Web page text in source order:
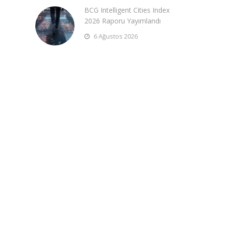
BCG Intelligent Cities Index
2026 Raporu Yayımlandı
6 Ağustos 2026